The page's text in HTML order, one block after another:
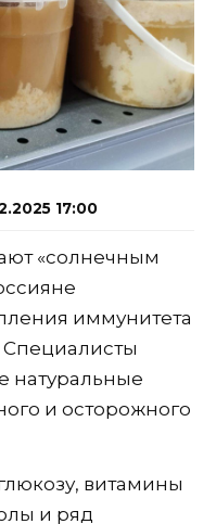
17:00
«солнечным
иммунитета
Специалисты
натуральные
и осторожного
витамины
и ряд